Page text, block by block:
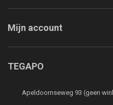
Mijn account
TEGAPO
Apeldoornseweg 93 (geen